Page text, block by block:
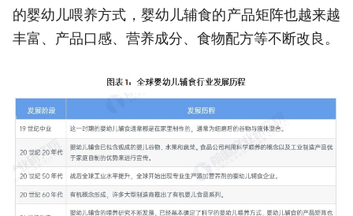
的婴幼儿喂养方式，婴幼儿辅食的产品矩阵也越来越
丰富、产品口感、营养成分、食物配方等不断改良。